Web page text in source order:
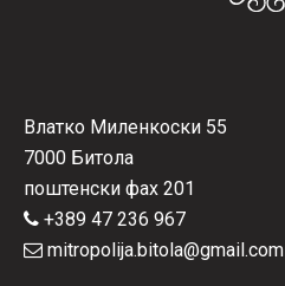
Влатко Миленкоски 55
7000 Битола
поштенски фах 201
+389 47 236 967
mitropolija.bitola@gmail.com